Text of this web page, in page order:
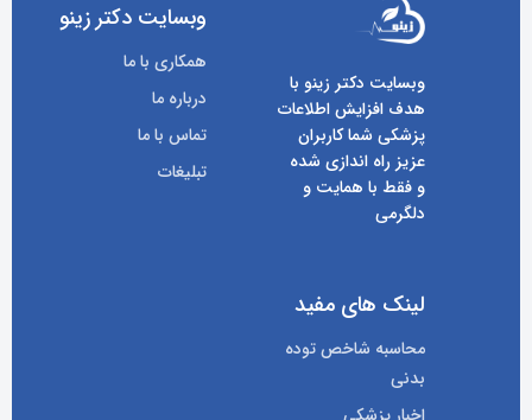
وبسایت دکتر زینو با
هدف افزایش اطلاعات
پزشکی شما کاربران
عزیز راه اندازی شده
و فقط با همایت و
دلگرمی
وبسایت دکتر زینو
همکاری با ما
درباره ما
تماس با ما
تبلیغات
لینک های مفید
محاسبه شاخص توده
بدنی